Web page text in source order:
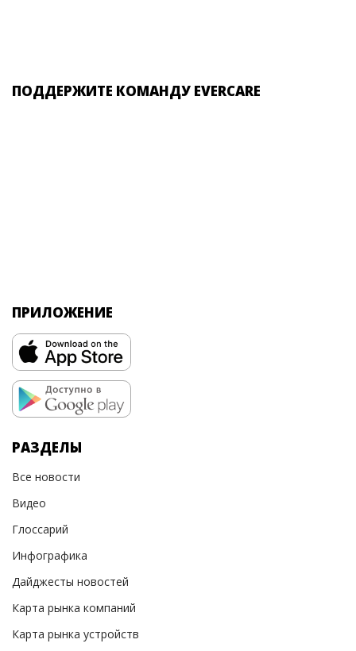
ПОДДЕРЖИТЕ КОМАНДУ EVERCARE
ПРИЛОЖЕНИЕ
РАЗДЕЛЫ
Все новости
Видео
Глоссарий
Инфографика
Дайджесты новостей
Карта рынка компаний
Карта рынка устройств